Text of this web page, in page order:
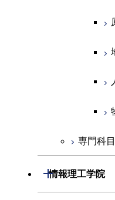
専門科目
情報理工学院
開閉